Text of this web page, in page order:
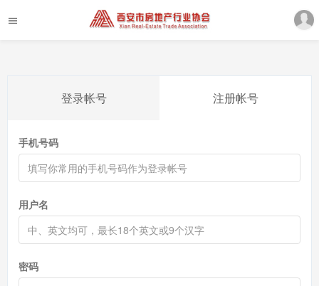
登录帐号 注册帐号
手机号码
用户名
密码